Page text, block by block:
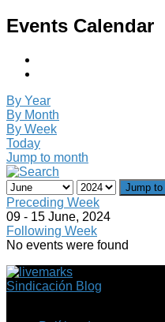
Events Calendar
By Year
By Month
By Week
Today
Jump to month
Jump to
Preceding Week
09 - 15 June, 2024
Following Week
No events were found
Sindicación Blog